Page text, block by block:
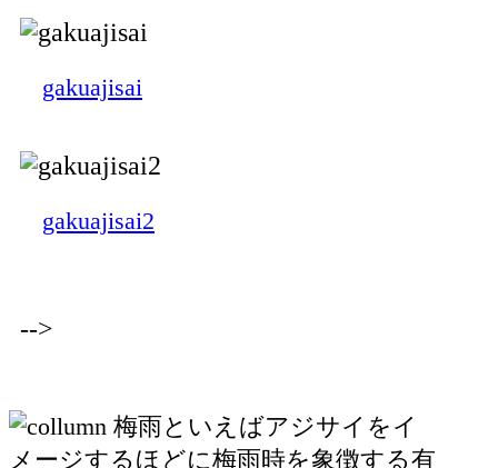
gakuajisai
gakuajisai2
-->
梅雨といえばアジサイをイ
メージするほどに梅雨時を象徴する有